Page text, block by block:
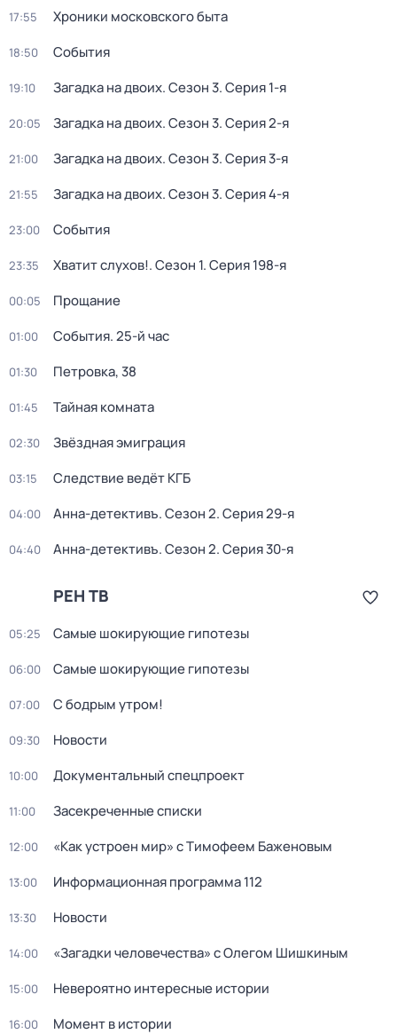
17:55 Хроники московского быта
18:50 События
19:10 Загадка на двоих. Сезон 3. Серия 1-я
20:05 Загадка на двоих. Сезон 3. Серия 2-я
21:00 Загадка на двоих. Сезон 3. Серия 3-я
21:55 Загадка на двоих. Сезон 3. Серия 4-я
23:00 События
23:35 Хватит слухов!. Сезон 1. Серия 198-я
00:05 Прощание
01:00 События. 25-й час
01:30 Петровка, 38
01:45 Тайная комната
02:30 Звёздная эмиграция
03:15 Следствие ведёт КГБ
04:00 Анна-детективъ. Сезон 2. Серия 29-я
04:40 Анна-детективъ. Сезон 2. Серия 30-я
РЕН ТВ
05:25 Самые шoкиpующие гипотезы
06:00 Самые шoкиpующие гипотезы
07:00 С бодрым утром!
09:30 Новости
10:00 Документальный спецпроект
11:00 Заcекрeченные списки
12:00 «Как устроен мир» с Тимофеем Баженовым
13:00 Информационная программа 112
13:30 Новости
14:00 «Загадки человечeства» с Олeгом Шишкиным
15:00 Невероятно интересные истории
16:00 Момент в истории